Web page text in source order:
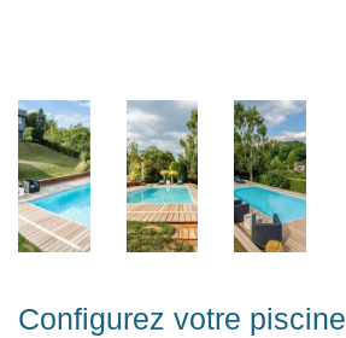
Configurez votre piscine